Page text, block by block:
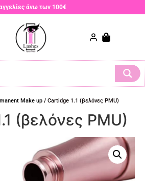
άνω των 100€
Make up / Cartidge 1.1 (βελόνες PMU)
(βελόνες PMU)